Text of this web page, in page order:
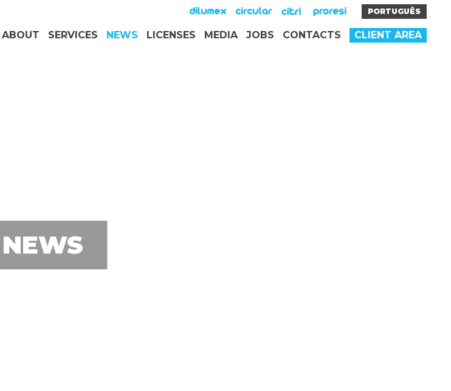
PORTUGUÊS
ABOUT SERVICES NEWS LICENSES MEDIA JOBS CONTACTS CLIENT AREA
NEWS